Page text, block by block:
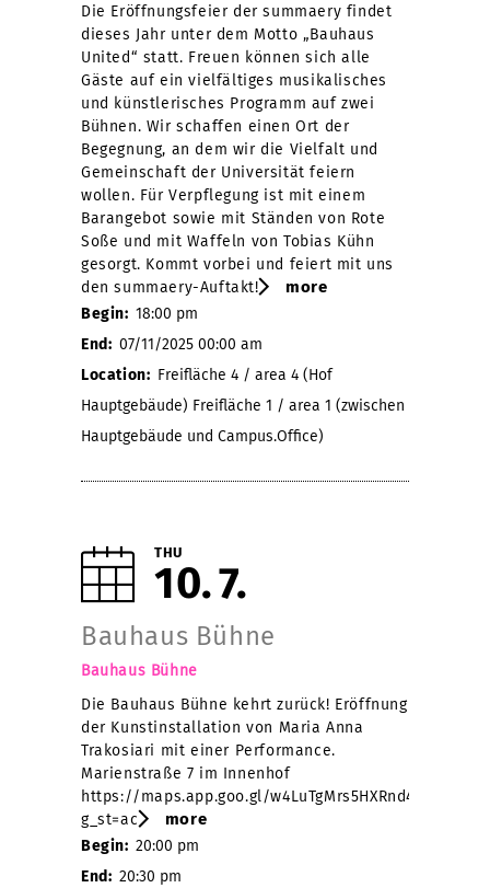
Die Eröffnungsfeier der summaery findet
dieses Jahr unter dem Motto „Bauhaus
United“ statt. Freuen können sich alle
Gäste auf ein vielfältiges musikalisches
und künstlerisches Programm auf zwei
Bühnen. Wir schaffen einen Ort der
Begegnung, an dem wir die Vielfalt und
Gemeinschaft der Universität feiern
wollen. Für Verpflegung ist mit einem
Barangebot sowie mit Ständen von Rote
Soße und mit Waffeln von Tobias Kühn
gesorgt. Kommt vorbei und feiert mit uns
den summaery-Auftakt!
more
Begin: 18:00 pm
End: 07/11/2025 00:00 am
Location: Freifläche 4 / area 4 (Hof
Hauptgebäude) Freifläche 1 / area 1 (zwischen
Hauptgebäude und Campus.Office)
THU
10 7
Bauhaus Bühne
Bauhaus Bühne
Die Bauhaus Bühne kehrt zurück! Eröffnung
der Kunstinstallation von Maria Anna
Trakosiari mit einer Performance.
Marienstraße 7 im Innenhof
https://maps.app.goo.gl/w4LuTgMrs5HXRnd4A?
g_st=ac
more
Begin: 20:00 pm
End: 20:30 pm